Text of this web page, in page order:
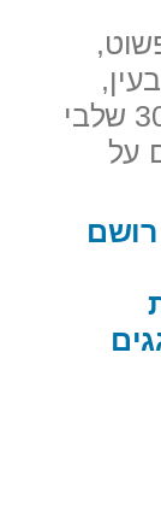
ואח"כ בפה, ומיד בלב, בלי 300 שלבי
על
רושם